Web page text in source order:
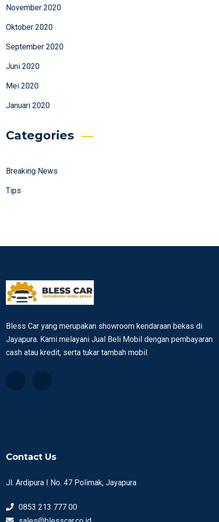
November 2020
Oktober 2020
September 2020
Juni 2020
Mei 2020
Januari 2020
Categories
Breaking News
Tips
Bless Car yang merupakan showroom kendaraan bekas di
Jayapura. Kami melayani Jual Beli Mobil dengan pembayaran
cash atau kredit, serta tukar tambah mobil.
Contact Us
Jl. Ardipura I No. 47 Polimak, Jayapura
0853 213 777 00